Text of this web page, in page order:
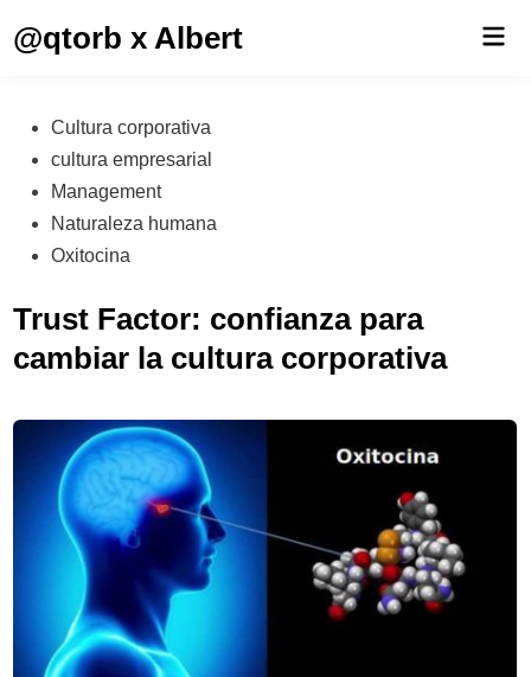
@qtorb x Albert
Publicado
en
Cultura corporativa
cultura empresarial
Management
Naturaleza humana
Oxitocina
Trust Factor: confianza para
cambiar la cultura corporativa